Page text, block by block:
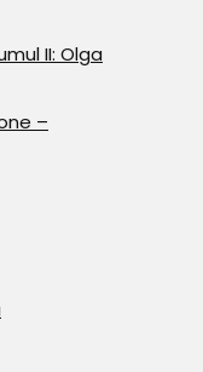
II: Olga
–